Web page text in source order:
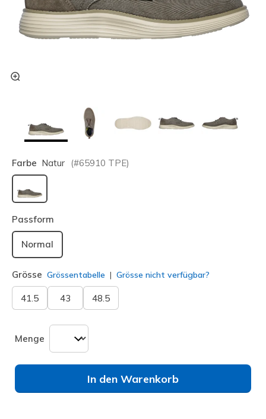
Farbe Natur (#65910 TPE)
ausgewählt
Passform
Normal
Grösse Grössentabelle Grösse nicht verfügbar?
41.5 43 48.5
Menge
In den Warenkorb